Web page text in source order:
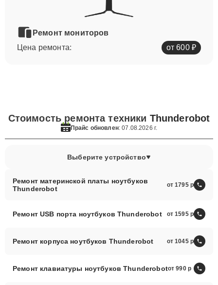
Ремонт мониторов
Цена ремонта:
от 600 ₽
Стоимость ремонта техники Thunderobot
Прайс обновлен: 07.08.2026 г.
Выберите устройство
Ремонт материнской платы ноутбуков
Thunderobot
от 1795
Ремонт USB порта ноутбуков Thunderobot от 1595
Ремонт корпуса ноутбуков Thunderobot от 1045
Ремонт клавиатуры ноутбуков Thunderobotот 990